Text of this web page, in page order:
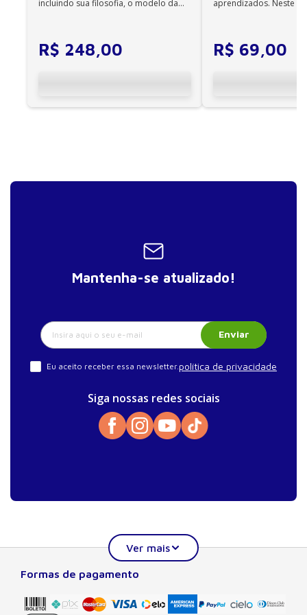
dispositivos Kindle, Nook, Kobo e Lev;
incluindo sua filosofia, o modelo da
R$ 248,00
aprendizados. Neste
R$ 69,00
Mantenha-se atualizado!
Enviar
Eu aceito receber essa newsletter. política de privacidade
Siga nossas redes sociais
A Editora Manole é líder em prover conteúdo essencial à
Formas de pagamento